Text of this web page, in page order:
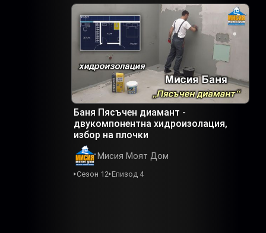
Баня Пясъчен диамант -
двукомпонентна хидроизолация,
избор на плочки
Мисия Моят Дом
Сезон 12 Епизод 4